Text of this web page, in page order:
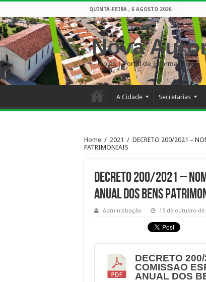
QUINTA-FEIRA , 6 AGOSTO 2026
Nova
– Goiás | Portal de Informações
A Cidade Secretarias
Home / 2021 / DECRETO 200/2021 –
PATRIMONIAIS
DECRETO 200/2021 –
ANUAL DOS BENS
Administração 15 de outubro de
DECRETO
COMISSAO
ANUAL DOS